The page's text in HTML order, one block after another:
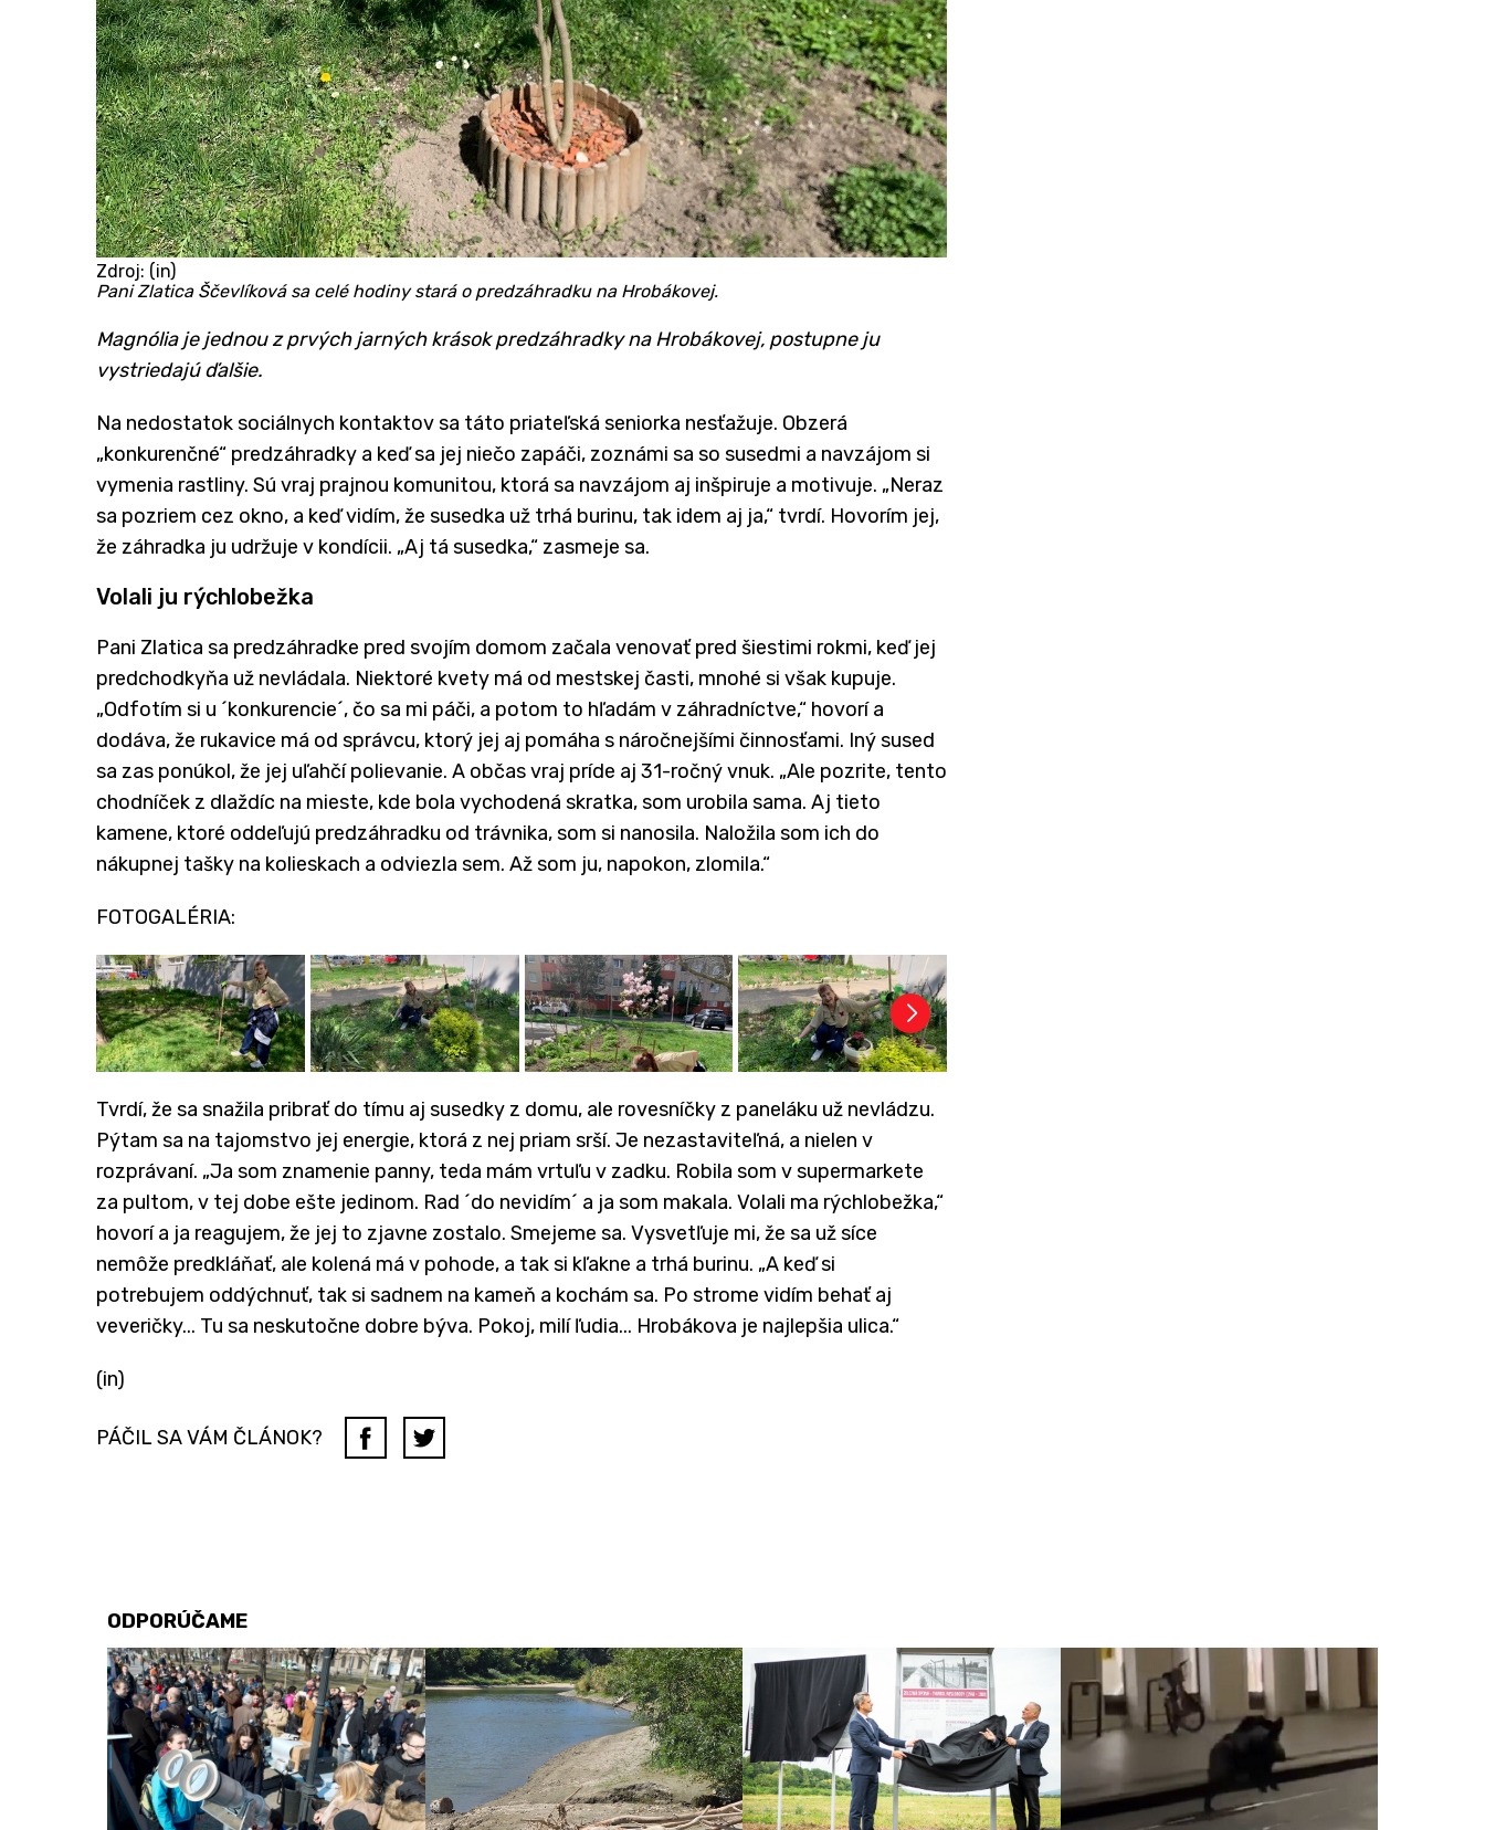
Zdroj: (in)
Pani Zlatica Ščevlíková sa celé hodiny stará o predzáhradku na Hrobákovej.
Magnólia je jednou z prvých jarných krások predzáhradky na Hrobákovej, postupne ju
vystriedajú ďalšie.
Na nedostatok sociálnych kontaktov sa táto priateľská seniorka nesťažuje. Obzerá
„konkurenčné“ predzáhradky a keď sa jej niečo zapáči, zoznámi sa so susedmi a navzájom si
vymenia rastliny. Sú vraj prajnou komunitou, ktorá sa navzájom aj inšpiruje a motivuje. „Neraz
sa pozriem cez okno, a keď vidím, že susedka už trhá burinu, tak idem aj ja,“ tvrdí. Hovorím jej,
že záhradka ju udržuje v kondícii. „Aj tá susedka,“ zasmeje sa.
Volali ju rýchlobežka
Pani Zlatica sa predzáhradke pred svojím domom začala venovať pred šiestimi rokmi, keď jej
predchodkyňa už nevládala. Niektoré kvety má od mestskej časti, mnohé si však kupuje.
„Odfotím si u ´konkurencie´, čo sa mi páči, a potom to hľadám v záhradníctve,“ hovorí a
dodáva, že rukavice má od správcu, ktorý jej aj pomáha s náročnejšími činnosťami. Iný sused
sa zas ponúkol, že jej uľahčí polievanie. A občas vraj príde aj 31-ročný vnuk. „Ale pozrite, tento
chodníček z dlaždíc na mieste, kde bola vychodená skratka, som urobila sama. Aj tieto
kamene, ktoré oddeľujú predzáhradku od trávnika, som si nanosila. Naložila som ich do
nákupnej tašky na kolieskach a odviezla sem. Až som ju, napokon, zlomila.“
FOTOGALÉRIA:
Tvrdí, že sa snažila pribrať do tímu aj susedky z domu, ale rovesníčky z paneláku už nevládzu.
Pýtam sa na tajomstvo jej energie, ktorá z nej priam srší. Je nezastaviteľná, a nielen v
rozprávaní. „Ja som znamenie panny, teda mám vrtuľu v zadku. Robila som v supermarkete
za pultom, v tej dobe ešte jedinom. Rad ´do nevidím´ a ja som makala. Volali ma rýchlobežka,“
hovorí a ja reagujem, že jej to zjavne zostalo. Smejeme sa. Vysvetľuje mi, že sa už síce
nemôže predkláňať, ale kolená má v pohode, a tak si kľakne a trhá burinu. „A keď si
potrebujem oddýchnuť, tak si sadnem na kameň a kochám sa. Po strome vidím behať aj
veveričky... Tu sa neskutočne dobre býva. Pokoj, milí ľudia... Hrobákova je najlepšia ulica.“
(in)
PÁČIL SA VÁM ČLÁNOK?
ODPORÚČAME